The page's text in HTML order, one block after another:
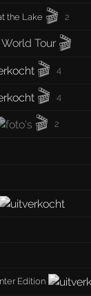
the Lake 🎬 2
Tour 🎬
🎬 4
🎬 4
🎬 2
Edition